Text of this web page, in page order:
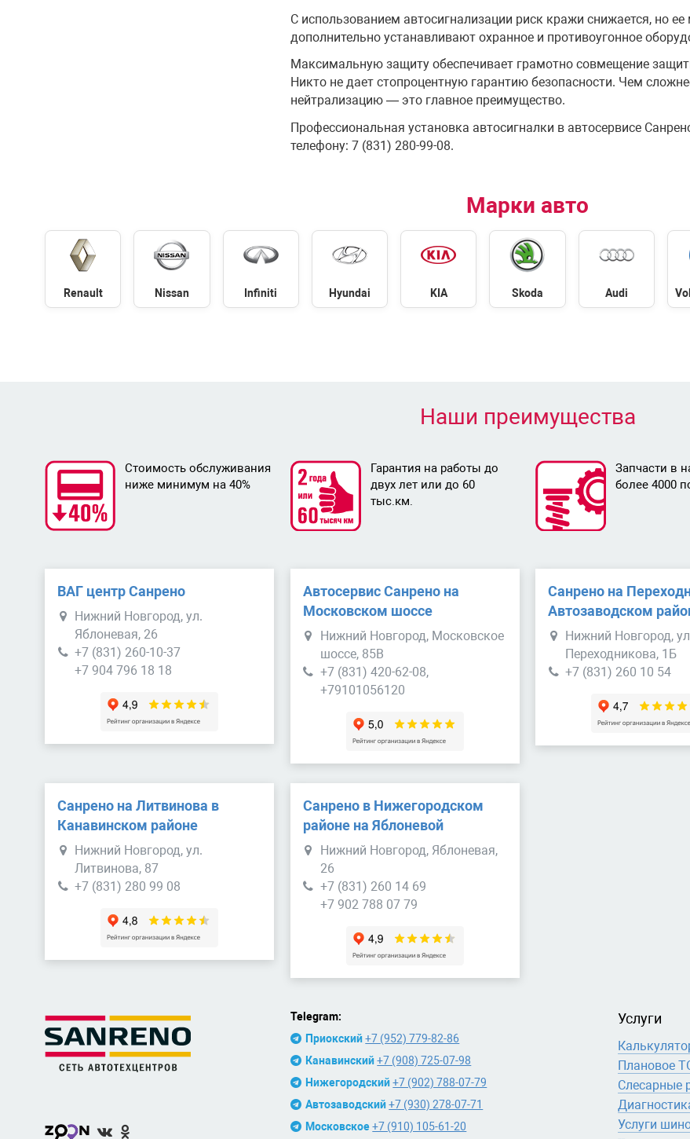
С использованием автосигнализации риск кражи снижается, но
дополнительно устанавливают охранное и противоугонное
Максимальную защиту обеспечивает грамотно совмещение
Никто не дает стопроцентную гарантию безопасности. Чем
нейтрализацию — это главное преимущество.
Профессиональная установка автосигналки в автосервисе
телефону: 7 (831) 280-99-08.
Марки авто
Renault Nissan Infiniti Hyundai KIA Skoda Audi
Наши преимущества
Стоимость обслуживания
ниже минимум на 40%
Гарантия на работы до
двух лет или до 60
тыс.км.
Запчасти в
более 4000
ВАГ центр Санрено
Нижний Новгород, ул.
Яблоневая, 26
+7 (831) 260-10-37
+7 904 796 18 18
Автосервис Санрено на
Московском шоссе
Нижний Новгород, Московское
шоссе, 85В
+7 (831) 420-62-08,
+79101056120
Санрено на
Автозаводском
Нижний Новгород,
Переходникова, 1Б
+7 (831) 260 10 54
Санрено на Литвинова в
Канавинском районе
Нижний Новгород, ул.
Литвинова, 87
+7 (831) 280 99 08
Санрено в Нижегородском
районе на Яблоневой
Нижний Новгород, Яблоневая,
26
+7 (831) 260 14 69
+7 902 788 07 79
Telegram:
Приокский +7 (952) 779-82-86
Канавинский +7 (908) 725-07-98
Нижегородский +7 (902) 788-07-79
Автозаводский +7 (930) 278-07-71
Московское +7 (910) 105-61-20
Услуги
Плановое
Слесарные
Услуги